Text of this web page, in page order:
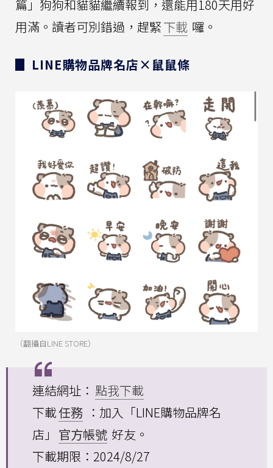
篇」狗狗和貓貓繼續報到，還能用180天用好
用滿。讀者可別錯過，趕緊下載 囉。
▊ LINE購物品牌名店×鼠鼠條
（翻攝自LINE STORE）
連結網址： 點我下載
下載任務 ：加入「LINE購物品牌名
店」 官方帳號 好友。
下載期限：2024/8/27